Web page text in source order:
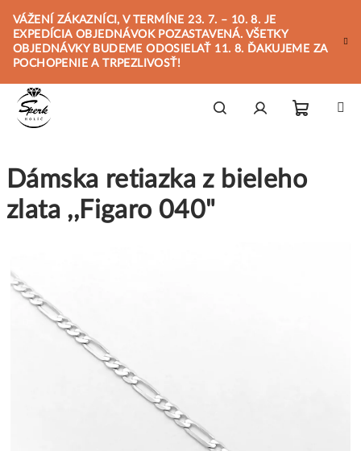
obsah
VÁŽENÍ ZÁKAZNÍCI, V TERMÍNE 23. 7. – 10. 8. JE
EXPEDÍCIA OBJEDNÁVOK POZASTAVENÁ. VŠETKY
OBJEDNÁVKY BUDEME ODOSIELAŤ 11. 8. ĎAKUJEME ZA
POCHOPENIE A TRPEZLIVOSŤ!
košík
Dámska retiazka z bieleho
zlata ,,Figaro 040"